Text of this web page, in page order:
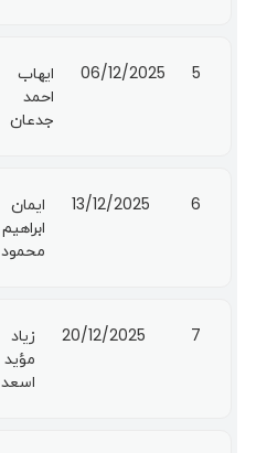
5
06/12/2025
ايهاب
احمد
جدعان
6
13/12/2025
ايمان
ابراهيم
محمود
7
20/12/2025
زياد
مؤيد
اسعد